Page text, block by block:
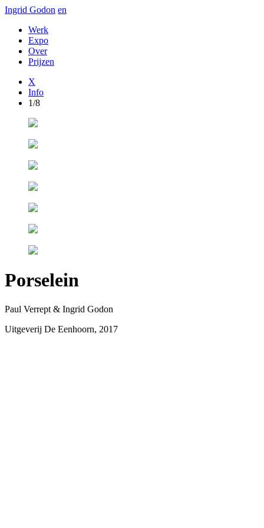
Ingrid Godon en
Werk
Expo
Over
Prijzen
X
Info
1/8
Porselein
Paul Verrept & Ingrid Godon
Uitgeverij De Eenhoorn, 2017